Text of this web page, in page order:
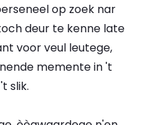
op zoek nar
deur te kenne late
voor veul leutege,
memente in 't
slik.